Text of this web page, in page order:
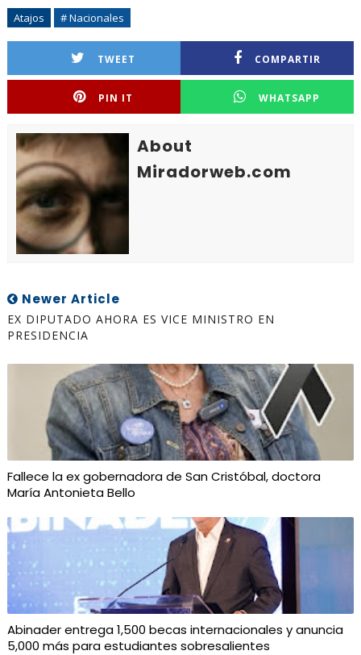
Atajos # Nacionales
TWEET COMPARTIR
PIN IT WHATSAPP
About
Miradorweb.com
Newer Article
EX DIPUTADO AHORA ES VICE MINISTRO EN
PRESIDENCIA
Fallece la ex gobernadora de San Cristóbal, doctora
María Antonieta Bello
Abinader entrega 1,500 becas internacionales y anuncia
5,000 más para estudiantes sobresalientes